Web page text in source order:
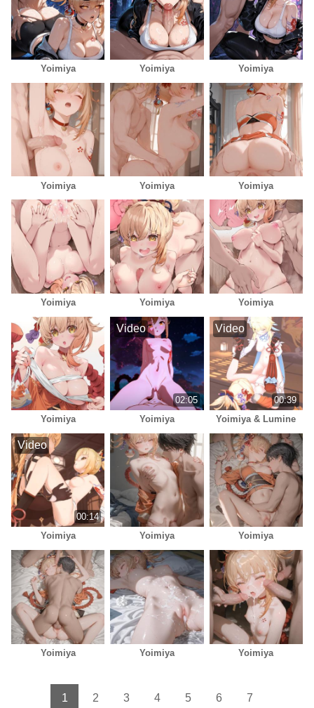
Yoimiya Yoimiya Yoimiya
Yoimiya Yoimiya Yoimiya
Yoimiya Yoimiya Yoimiya
Yoimiya
Video
02:05
Yoimiya
Video
00:39
Yoimiya & Lumine
Video
00:14
Yoimiya
Yoimiya Yoimiya
Yoimiya Yoimiya Yoimiya
1 2 3 4 5 6 7